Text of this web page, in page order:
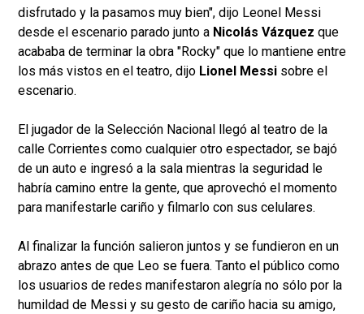
disfrutado y la pasamos muy bien", dijo Leonel Messi
desde el escenario parado junto a Nicolás Vázquez que
acababa de terminar la obra "Rocky" que lo mantiene entre
los más vistos en el teatro, dijo Lionel Messi sobre el
escenario.
El jugador de la Selección Nacional llegó al teatro de la
calle Corrientes como cualquier otro espectador, se bajó
de un auto e ingresó a la sala mientras la seguridad le
habría camino entre la gente, que aprovechó el momento
para manifestarle cariño y filmarlo con sus celulares.
Al finalizar la función salieron juntos y se fundieron en un
abrazo antes de que Leo se fuera. Tanto el público como
los usuarios de redes manifestaron alegría no sólo por la
humildad de Messi y su gesto de cariño hacia su amigo,